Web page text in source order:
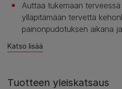
Auttaa tukemaan
ylläpitämään tervettä
painonpudotuksen aikana
Katso lisää
Tuotteen yleiskatsaus